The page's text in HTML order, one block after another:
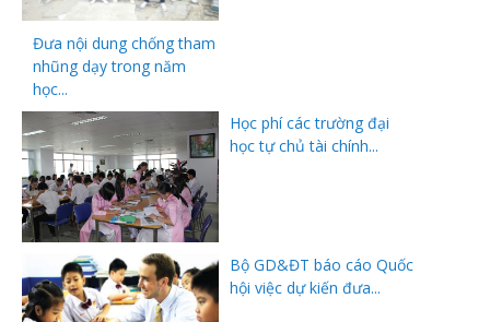
Đưa nội dung chống tham
nhũng dạy trong năm
học...
Học phí các trường đại
học tự chủ tài chính...
Bộ GD&ĐT báo cáo Quốc
hội việc dự kiến đưa...